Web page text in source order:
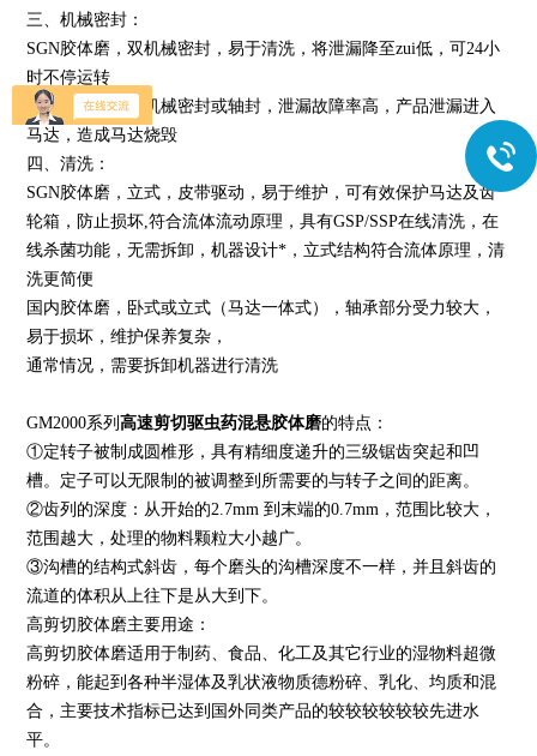
三、机械密封：
SGN胶体磨，双机械密封，易于清洗，将泄漏降至zui低，可24小
时不停运转
国内胶体磨，单机械密封或轴封，泄漏故障率高，产品泄漏进入
马达，造成马达烧毁
四、清洗：
SGN胶体磨，立式，皮带驱动，易于维护，可有效保护马达及齿
轮箱，防止损坏,符合流体流动原理，具有GSP/SSP在线清洗，在
线杀菌功能，无需拆卸，机器设计*，立式结构符合流体原理，清
洗更简便
国内胶体磨，卧式或立式（马达一体式），轴承部分受力较大，
易于损坏，维护保养复杂，
通常情况，需要拆卸机器进行清洗
GM2000系列高速剪切驱虫药混悬胶体磨的特点：
①定转子被制成圆椎形，具有精细度递升的三级锯齿突起和凹
槽。定子可以无限制的被调整到所需要的与转子之间的距离。
②齿列的深度：从开始的2.7mm 到末端的0.7mm，范围比较大，
范围越大，处理的物料颗粒大小越广。
③沟槽的结构式斜齿，每个磨头的沟槽深度不一样，并且斜齿的
流道的体积从上往下是从大到下。
高剪切胶体磨主要用途：
高剪切胶体磨适用于制药、食品、化工及其它行业的湿物料超微
粉碎，能起到各种半湿体及乳状液物质德粉碎、乳化、均质和混
合，主要技术指标已达到国外同类产品的较较较较较较先进水
平。